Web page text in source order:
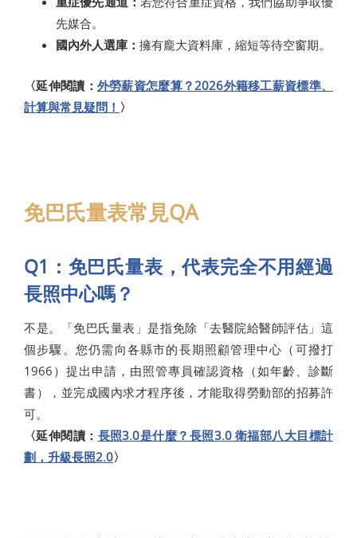
先媒合。
國內外人選庫： 擁有龐大資料庫，縮短等待空窗期。
〈延伸閱讀： 外勞薪資怎麼算？2026外籍移工薪資標準、
計算與常見疑問！ 〉
免巴氏量表常見QA
Q1：免巴氏量表，代表完全不用經過
長照中心嗎？
不是。「免巴氏量表」是指免除「去醫院給醫師評估」這
個步驟。您仍需向各縣市的長期照顧管理中心（可撥打
1966）提出申請，由照管專員確認資格（如年齡、診斷
書），並完成國內求才程序後，才能取得勞動部的招募許
可。
〈延伸閱讀： 長照3.0是什麼？長照3.0 衛福部八大目標計
劃，升級長照2.0〉